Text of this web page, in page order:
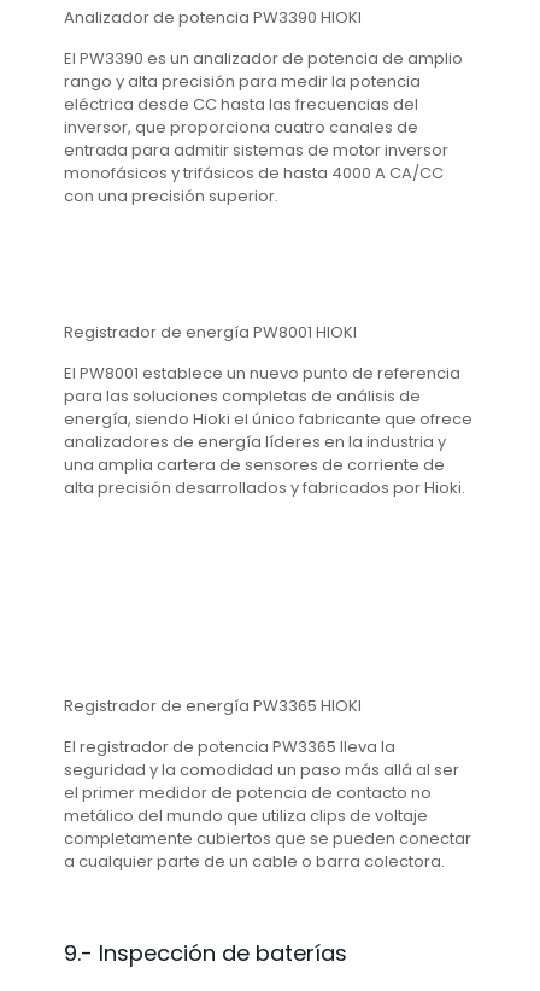
Analizador de potencia PW3390 HIOKI
El PW3390 es un analizador de potencia de amplio
rango y alta precisión para medir la potencia
eléctrica desde CC hasta las frecuencias del
inversor, que proporciona cuatro canales de
entrada para admitir sistemas de motor inversor
monofásicos y trifásicos de hasta 4000 A CA/CC
con una precisión superior.
Registrador de energía PW8001 HIOKI
El PW8001 establece un nuevo punto de referencia
para las soluciones completas de análisis de
energía, siendo Hioki el único fabricante que ofrece
analizadores de energía líderes en la industria y
una amplia cartera de sensores de corriente de
alta precisión desarrollados y fabricados por Hioki.
Registrador de energía PW3365 HIOKI
El registrador de potencia PW3365 lleva la
seguridad y la comodidad un paso más allá al ser
el primer medidor de potencia de contacto no
metálico del mundo que utiliza clips de voltaje
completamente cubiertos que se pueden conectar
a cualquier parte de un cable o barra colectora.
9.- Inspección de baterías